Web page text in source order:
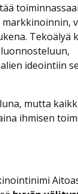
Tekoälyä
ideointiin
mutta
ihmisen